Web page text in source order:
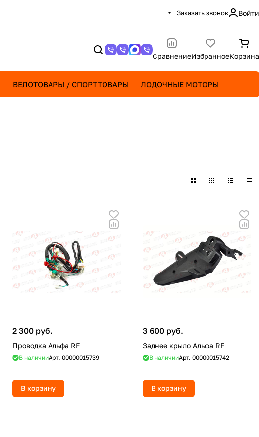
Заказать звонок Войти
СравнениеИзбранноеКорзина
ВЕЛОТОВАРЫ / СПОРТТОВАРЫ ЛОДОЧНЫЕ МОТОРЫ
2 300 руб.
Проводка Альфа RF
В наличииАрт. 00000015739
В корзину
3 600 руб.
Заднее крыло Альфа RF
В наличииАрт. 00000015742
В корзину